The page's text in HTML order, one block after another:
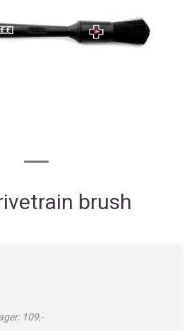
brush
109,-